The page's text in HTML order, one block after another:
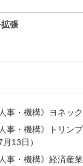
張
人事・機構》ヨネッ
人事・機構》トリン
月13日）
人事・機構》経済産